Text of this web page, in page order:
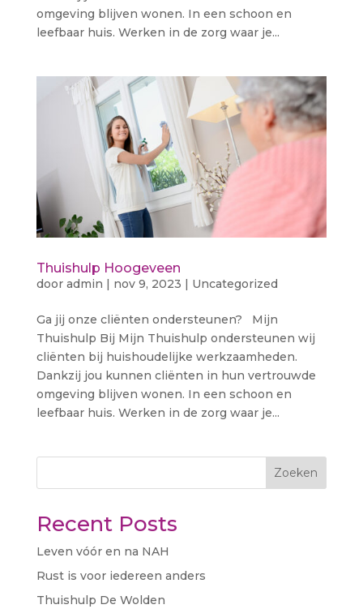
omgeving blijven wonen. In een schoon en
leefbaar huis. Werken in de zorg waar je...
Thuishulp Hoogeveen
door admin | nov 9, 2023 | Uncategorized
Ga jij onze cliënten ondersteunen? Mijn
Thuishulp Bij Mijn Thuishulp ondersteunen wij
cliënten bij huishoudelijke werkzaamheden.
Dankzij jou kunnen cliënten in hun vertrouwde
omgeving blijven wonen. In een schoon en
leefbaar huis. Werken in de zorg waar je...
Zoeken
Recent Posts
Leven vóór en na NAH
Rust is voor iedereen anders
Thuishulp De Wolden